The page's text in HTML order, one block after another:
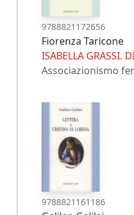
9788821172656
Fiorenza Taricone
ISABELLA GRASSI.
Associazionismo
9788821161186